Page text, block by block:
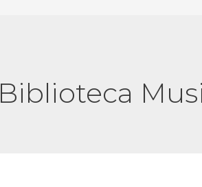
Biblioteca